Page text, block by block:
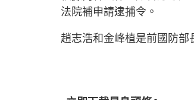
法院補申請逮捕令。
趙志浩和金峰植是前國防部